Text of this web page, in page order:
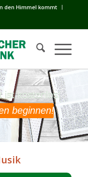
den Himmel kommt
ist kostenlos!
ist kostenlos!
beginnen!